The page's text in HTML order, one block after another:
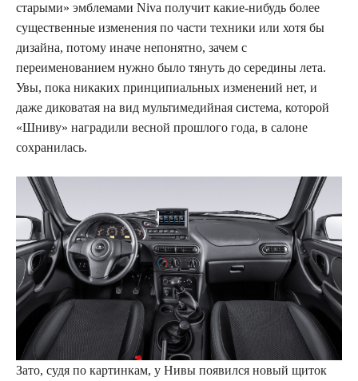
старыми» эмблемами Niva получит какие-нибудь более
существенные изменения по части техники или хотя бы
дизайна, потому иначе непонятно, зачем с
переименованием нужно было тянуть до середины лета.
Увы, пока никаких принципиальных изменений нет, и
даже диковатая на вид мультимедийная система, которой
«Шниву» наградили весной прошлого года, в салоне
сохранилась.
Зато, судя по картинкам, у Нивы появился новый щиток